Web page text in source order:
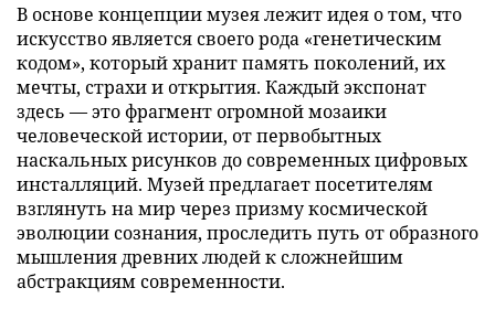
В основе концепции музея лежит идея о том, что
искусство является своего рода «генетическим
кодом», который хранит память поколений, их
мечты, страхи и открытия. Каждый экспонат
здесь — это фрагмент огромной мозаики
человеческой истории, от первобытных
наскальных рисунков до современных цифровых
инсталляций. Музей предлагает посетителям
взглянуть на мир через призму космической
эволюции сознания, проследить путь от образного
мышления древних людей к сложнейшим
абстракциям современности.